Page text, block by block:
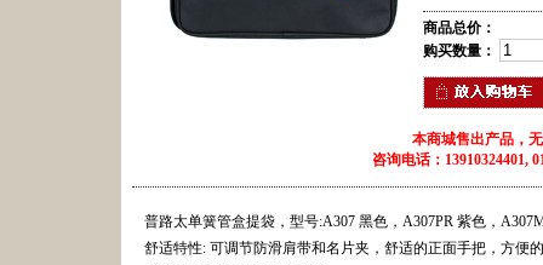
商品总价：
购买数量：
本商城售出产品，
咨询电话：13910324401,
普路太单簧管盒提袋，型号:A307 黑色，A307PR 紫色，
舒适特性: 可调节防滑肩带和名片夹，舒适的正面手把，方便